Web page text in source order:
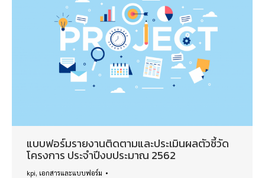
แบบฟอร์มรายงานติดตามและประเมินผลตัวชี้วัด
โครงการ ประจำปีงบประมาณ 2562
kpi, เอกสารและแบบฟอร์ม